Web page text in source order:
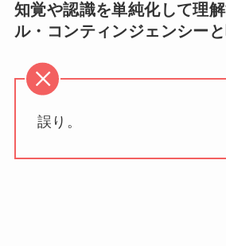
知覚や認識を単純化して理
ル・コンティンジェンシーと
誤り。